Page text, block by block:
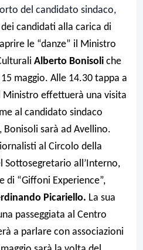
del candidato sindaco,
dei candidati alla carica di
le “danze” il Ministro
Alberto Bonisoli che
maggio. Alle 14.30 tappa a
Ministro effettuerà una visita
al candidato sindaco
Bonisoli sarà ad Avellino.
al Circolo della
Sottosegretario all’Interno,
di “Giffoni Experience”,
Picariello. La sua
passeggiata al Centro
a parlare con associazioni